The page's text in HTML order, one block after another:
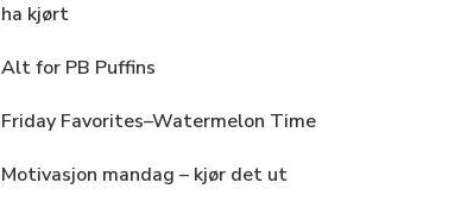
ha kjørt
Alt for PB Puffins
Friday Favorites–Watermelon Time
Motivasjon mandag – kjør det ut